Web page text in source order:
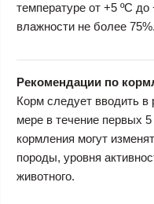
температуре от +5 ºС
влажности не более 75%.
Рекомендации по
Корм следует вводить в
мере в течение первых
кормления могут
породы, уровня
животного.